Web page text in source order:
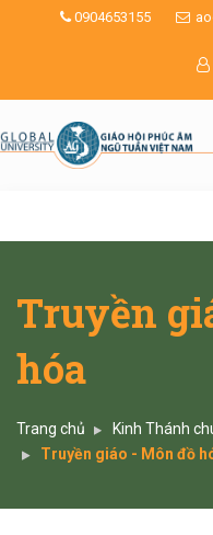
0904653155
Truyền
hóa
Trang chủ
Kinh Thánh
Truyền giáo - Môn đồ